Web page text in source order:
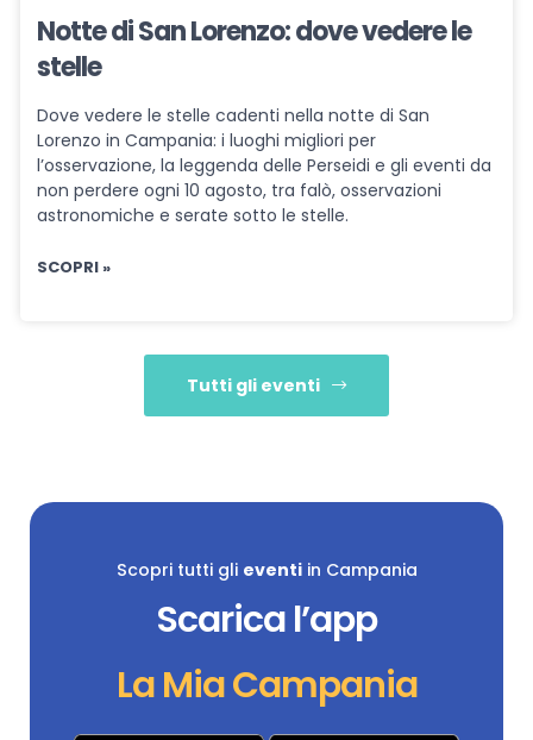
Notte di San Lorenzo: dove vedere le
stelle
Dove vedere le stelle cadenti nella notte di San
Lorenzo in Campania: i luoghi migliori per
l’osservazione, la leggenda delle Perseidi e gli eventi da
non perdere ogni 10 agosto, tra falò, osservazioni
astronomiche e serate sotto le stelle.
SCOPRI »
Tutti gli eventi
Scopri tutti gli eventiin Campania
Scarica l’app
La Mia Campania